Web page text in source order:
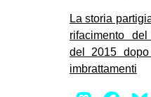
La storia
rifacimento
del 2015
imbrattamenti